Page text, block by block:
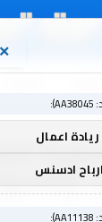
منوعات
×
اعمال
ادسنس